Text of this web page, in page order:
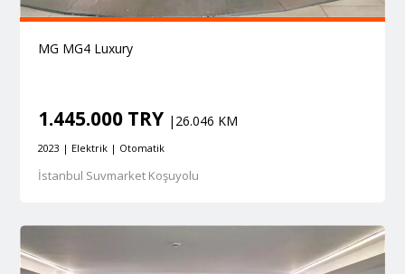
MG MG4 Luxury
1.445.000 TRY |26.046 KM
2023 | Elektrik | Otomatik
İstanbul Suvmarket Koşuyolu